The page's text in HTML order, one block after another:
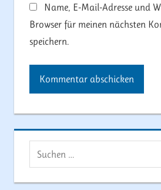
Name, E-Mail-Adresse und
Browser für meinen nächsten
speichern.
Suchen
nach: